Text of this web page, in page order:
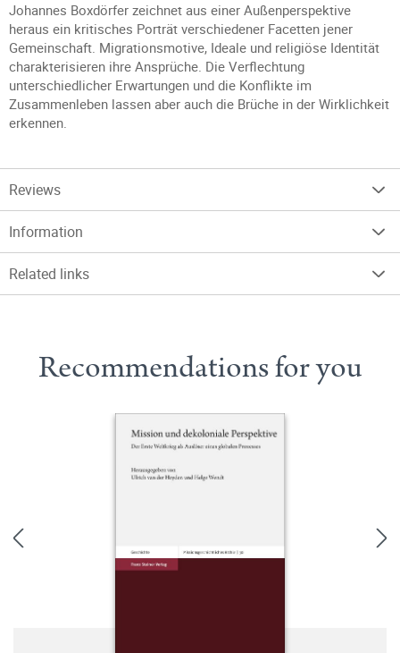
Johannes Boxdörfer zeichnet aus einer Außenperspektive
heraus ein kritisches Porträt verschiedener Facetten jener
Gemeinschaft. Migrationsmotive, Ideale und religiöse Identität
charakterisieren ihre Ansprüche. Die Verflechtung
unterschiedlicher Erwartungen und die Konflikte im
Zusammenleben lassen aber auch die Brüche in der Wirklichkeit
erkennen.
Reviews
Information
Related links
Recommendations for you